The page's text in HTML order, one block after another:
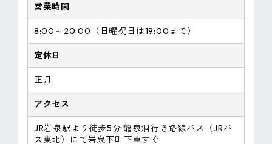
営業時間
8:00～20:00（日曜祝日は19:00まで）
定休日
正月
アクセス
JR岩泉駅より徒歩5分 龍泉洞行き路線バス（JRバ
ス東北）にて岩泉下町下車すぐ